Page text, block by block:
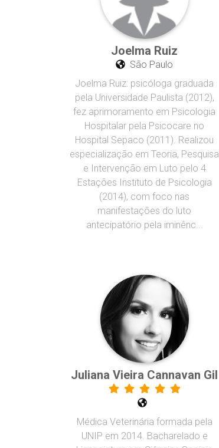
Joelma Ruiz
São Paulo
Joelma Ruiz: psicóloga graduada
pela Universidade Paulista (2012),
fez aprimoramento em Psicologia
Hospitalar pela Psicocare no
Hospital Sepaco (2011). Realizou
especialização em Teoria, Pesquisa
e Intervenção em Luto pelo 4
Estações Instituto de Psicologia
(2014), com foco nas
manifestações do luto
antecipatório pela iminênc...
Juliana Vieira Cannavan Gil
Médica Veterinária formada pela
UNIP em 2014. Bacharelado e